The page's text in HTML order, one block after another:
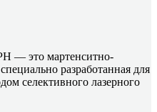
— это мартенситно-
разработанная для
селективного лазерного